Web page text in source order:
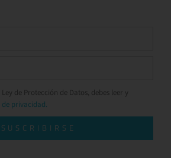
de Protección de Datos, debes leer y
privacidad.
SUSCRIBIRSE